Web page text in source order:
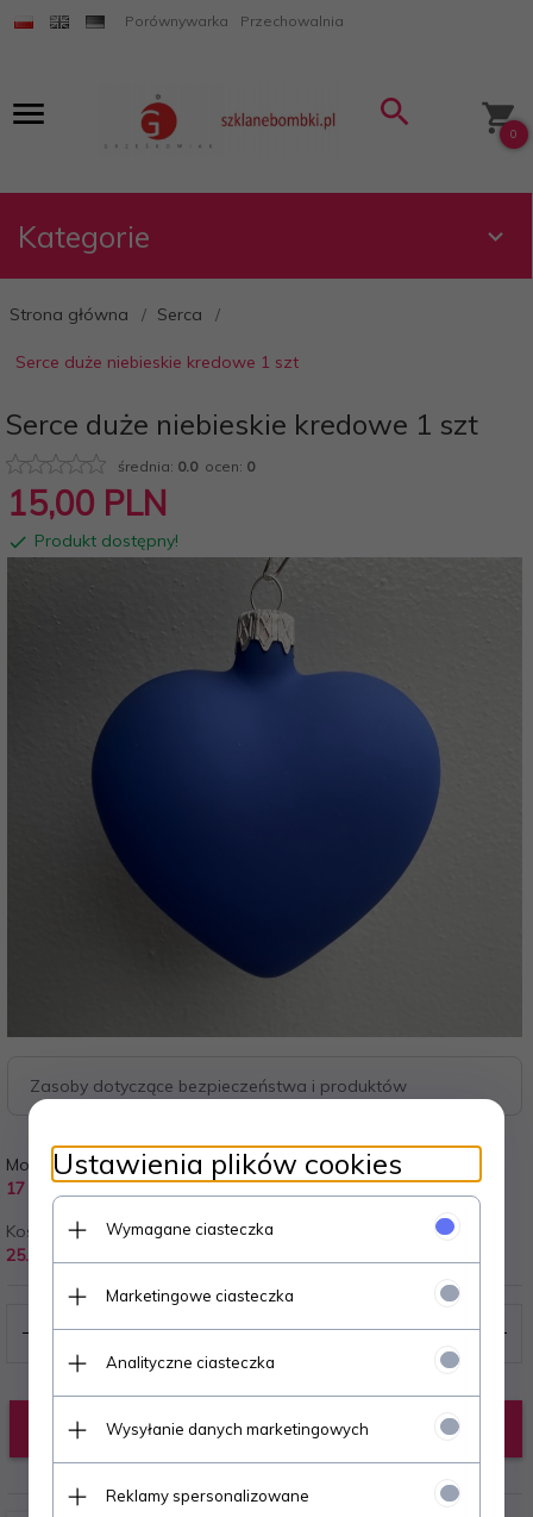
Porównywarka Przechowalnia
0
Kategorie
Strona główna Serca
Serce duże niebieskie kredowe 1 szt
Serce duże niebieskie kredowe 1 szt
średnia: 0.0ocen: 0
15,00 PLN
Produkt dostępny!
Zasoby dotyczące bezpieczeństwa i produktów
Model:
17
Realizacja zamówienia:
7 dni
Koszt wysyłki od:
25.00 PLN
KUP TERAZ!
Ustawienia plików cookies
Wymagane ciasteczka
Marketingowe ciasteczka
Analityczne ciasteczka
Wysyłanie danych marketingowych
Reklamy spersonalizowane